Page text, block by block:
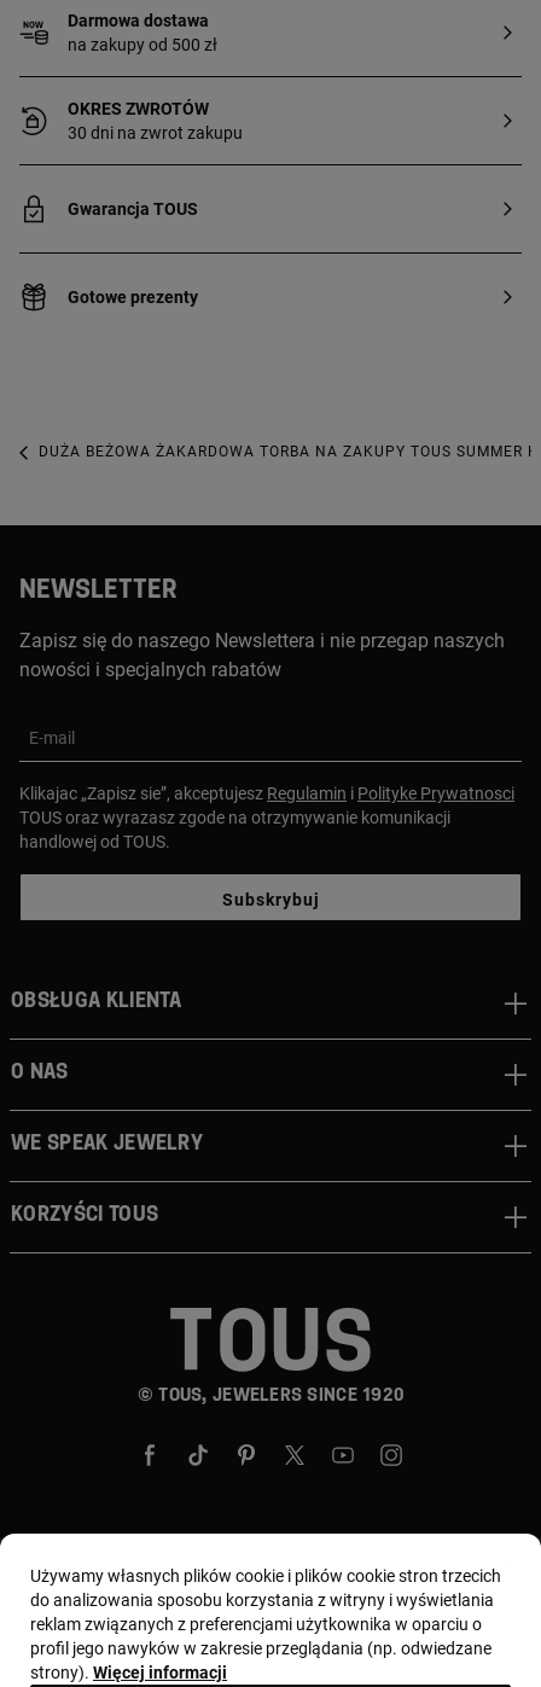
Darmowa dostawa
na zakupy od 500 zł
OKRES ZWROTÓW
30 dni na zwrot zakupu
Gwarancja TOUS
Gotowe prezenty
DUŻA BEŻOWA ŻAKARDOWA TORBA NA ZAKUPY TOUS SUMMER
NEWSLETTER
Zapisz się do naszego Newslettera i nie przegap naszych
nowości i specjalnych rabatów
E-mail
Klikajac „Zapisz sie”, akceptujesz Regulamin i Polityke Prywatnosci
TOUS oraz wyrazasz zgode na otrzymywanie komunikacji
handlowej od TOUS.
Subskrybuj
© TOUS, JEWELERS SINCE 1920
Obsługa klienta
O nas
We speak jewelry
Korzyści TOUS
Wybierz kraj i walutę:Polska / Euro
Regulamin Warunki użytkowania i Polityka prywatności
Używamy własnych plików cookie i plików cookie stron trzecich
do analizowania sposobu korzystania z witryny i wyświetlania
reklam związanych z preferencjami użytkownika w oparciu o
profil jego nawyków w zakresie przeglądania (np. odwiedzane
strony). Więcej informacji